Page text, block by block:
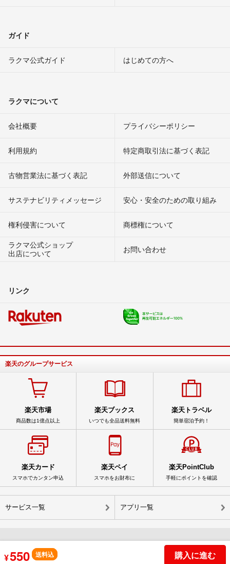
¥550 送料込 購入に進む
ガイド
ラクマ公式ガイド はじめての方へ
ラクマについて
会社概要 プライバシーポリシー
利用規約 特定商取引法に基づく表記
古物営業法に基づく表記 外部送信について
サステナビリティメッセージ 安心・安全のための取り組み
権利侵害について
商標権について
ラクマ公式ショップ
出店について
お問い合わせ
リンク
楽天のグループサービス
楽天市場
商品数は1億点以上
楽天ブックス
いつでも全品送料無料
楽天トラベル
簡単宿泊予約！
楽天カード
スマホでカンタン申込
楽天ペイ
スマホをお財布に
楽天PointClub
手軽にポイントを確認
サービス一覧 アプリ一覧